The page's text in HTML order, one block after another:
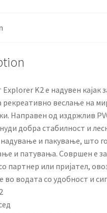
Explorer K2 е надувен кајак
рекреативно веслање на
Направен од издржлив
нуди добра стабилност и
надување и пакување, што
и патувања. Совршен е
партнер или пријател,
во водата со удобност и